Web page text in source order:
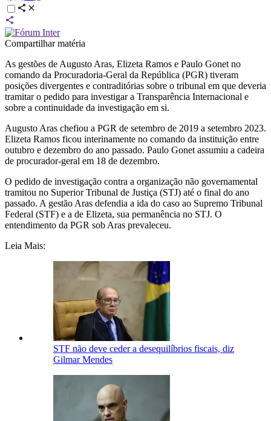
Compartilhar matéria
As gestões de Augusto Aras, Elizeta Ramos e Paulo Gonet no
comando da Procuradoria-Geral da República (PGR) tiveram
posições divergentes e contraditórias sobre o tribunal em que deveria
tramitar o pedido para investigar a Transparência Internacional e
sobre a continuidade da investigação em si.
Augusto Aras chefiou a PGR de setembro de 2019 a setembro 2023.
Elizeta Ramos ficou interinamente no comando da instituição entre
outubro e dezembro do ano passado. Paulo Gonet assumiu a cadeira
de procurador-geral em 18 de dezembro.
O pedido de investigação contra a organização não governamental
tramitou no Superior Tribunal de Justiça (STJ) até o final do ano
passado. A gestão Aras defendia a ida do caso ao Supremo Tribunal
Federal (STF) e a de Elizeta, sua permanência no STJ. O
entendimento da PGR sob Aras prevaleceu.
Leia Mais:
STF não deve ceder a desequilíbrios fiscais, diz
Gilmar Mendes